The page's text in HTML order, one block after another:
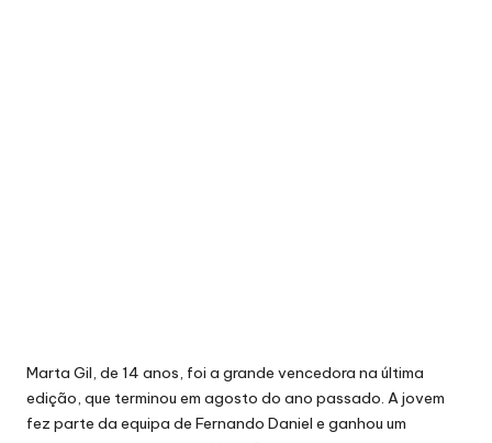
Marta Gil, de 14 anos, foi a grande vencedora na última
edição, que terminou em agosto do ano passado. A jovem
fez parte da equipa de Fernando Daniel e ganhou um